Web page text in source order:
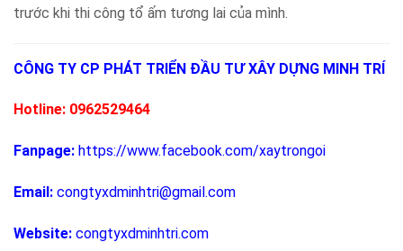
trước khi thi công tổ ấm tương lai của mình.
CÔNG TY CP PHÁT TRIỂN ĐẦU TƯ XÂY DỰNG MINH TRÍ
Hotline: 0962529464
Fanpage: https://www.facebook.com/xaytrongoi
Email: congtyxdminhtri@gmail.com
Website: congtyxdminhtri.com